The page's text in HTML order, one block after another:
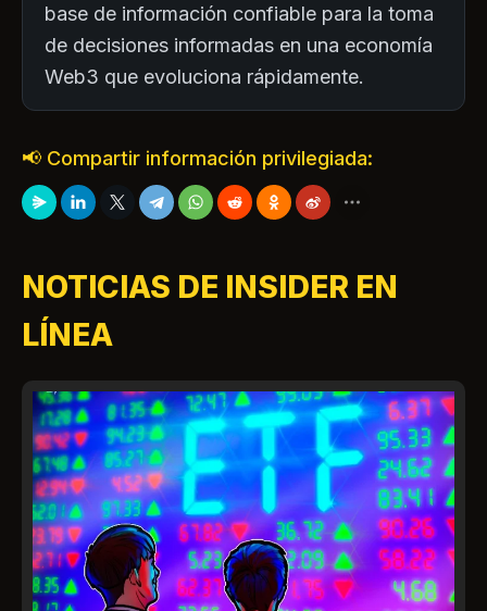
base de información confiable para la toma
de decisiones informadas en una economía
Web3 que evoluciona rápidamente.
📢 Compartir información privilegiada:
NOTICIAS DE INSIDER EN
LÍNEA